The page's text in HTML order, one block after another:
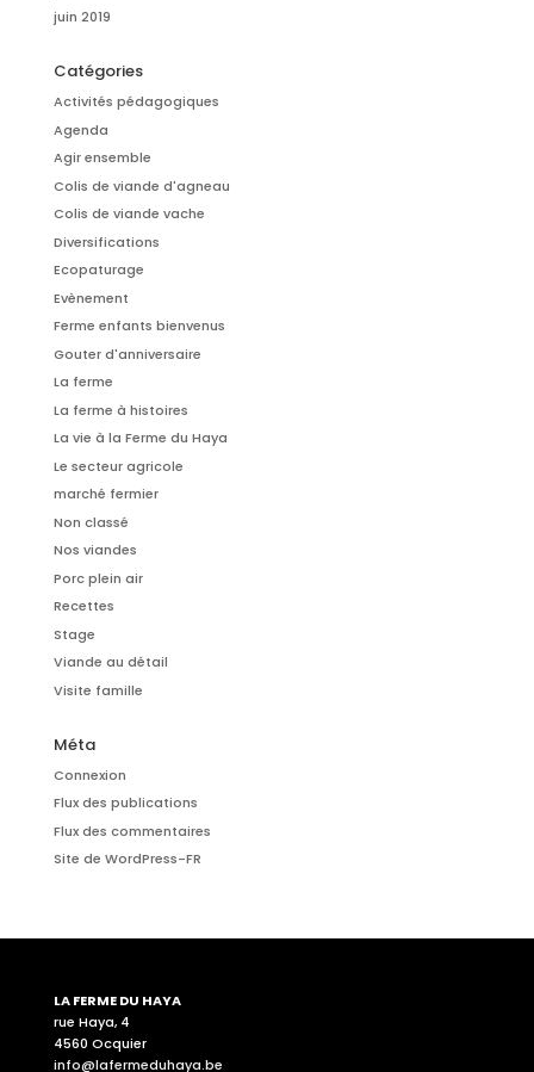
juin 2019
Catégories
Activités pédagogiques
Agenda
Agir ensemble
Colis de viande d'agneau
Colis de viande vache
Diversifications
Ecopaturage
Evènement
Ferme enfants bienvenus
Gouter d'anniversaire
La ferme
La ferme à histoires
La vie à la Ferme du Haya
Le secteur agricole
marché fermier
Non classé
Nos viandes
Porc plein air
Recettes
Stage
Viande au détail
Visite famille
Méta
Connexion
Flux des publications
Flux des commentaires
Site de WordPress-FR
LA FERME DU HAYA
rue Haya, 4
4560 Ocquier
info@lafermeduhaya.be